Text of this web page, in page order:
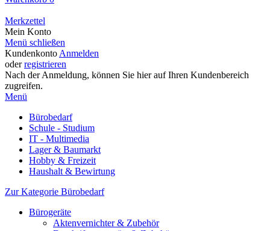
Merkzettel
Mein Konto
Menü schließen
Kundenkonto Anmelden
oderregistrieren
Nach der Anmeldung, können Sie hier auf Ihren Kundenbereich
zugreifen.
Menü
Bürobedarf
Schule - Studium
IT - Multimedia
Lager & Baumarkt
Hobby & Freizeit
Haushalt & Bewirtung
Zur Kategorie Bürobedarf
Bürogeräte
Aktenvernichter & Zubehör